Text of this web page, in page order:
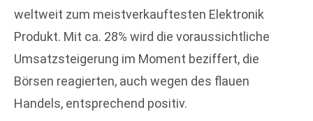
weltweit zum meistverkauftesten Elektronik
Produkt. Mit ca. 28% wird die voraussichtliche
Umsatzsteigerung im Moment beziffert, die
Börsen reagierten, auch wegen des flauen
Handels, entsprechend positiv.